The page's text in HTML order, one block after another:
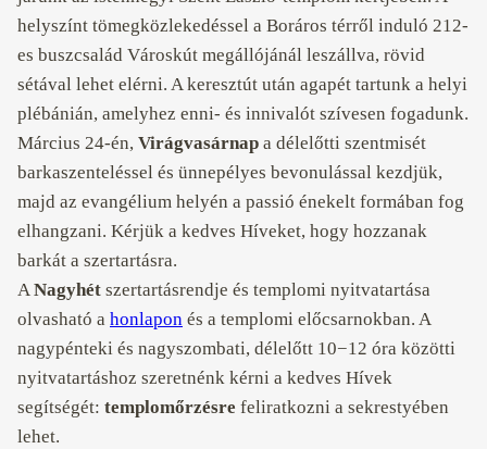
helyszínt tömegközlekedéssel a Boráros térről induló 212-
es buszcsalád Városkút megállójánál leszállva, rövid
sétával lehet elérni. A keresztút után agapét tartunk a helyi
plébánián, amelyhez enni- és innivalót szívesen fogadunk.
Március 24-én, Virágvasárnap a délelőtti szentmisét
barkaszenteléssel és ünnepélyes bevonulással kezdjük,
majd az evangélium helyén a passió énekelt formában fog
elhangzani. Kérjük a kedves Híveket, hogy hozzanak
barkát a szertartásra.
ANagyhét szertartásrendje és templomi nyitvatartása
olvasható a honlapon és a templomi előcsarnokban. A
nagypénteki és nagyszombati, délelőtt 10−12 óra közötti
nyitvatartáshoz szeretnénk kérni a kedves Hívek
segítségét: templomőrzésre feliratkozni a sekrestyében
lehet.